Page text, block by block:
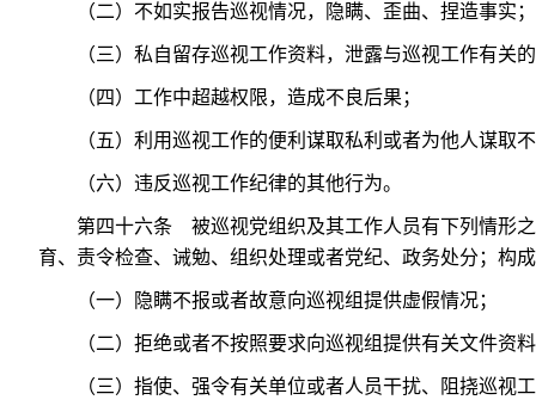
（二）不如实报告巡视情况，隐瞒、歪曲、捏造事实；
（三）私自留存巡视工作资料，泄露与巡视工作有
（四）工作中超越权限，造成不良后果；
（五）利用巡视工作的便利谋取私利或者为他人谋取
（六）违反巡视工作纪律的其他行为。
第四十六条 被巡视党组织及其工作人员有下列情形
育、责令检查、诫勉、组织处理或者党纪、政务处分；构
（一）隐瞒不报或者故意向巡视组提供虚假情况；
（二）拒绝或者不按照要求向巡视组提供有关文件资
（三）指使、强令有关单位或者人员干扰、阻挠巡视